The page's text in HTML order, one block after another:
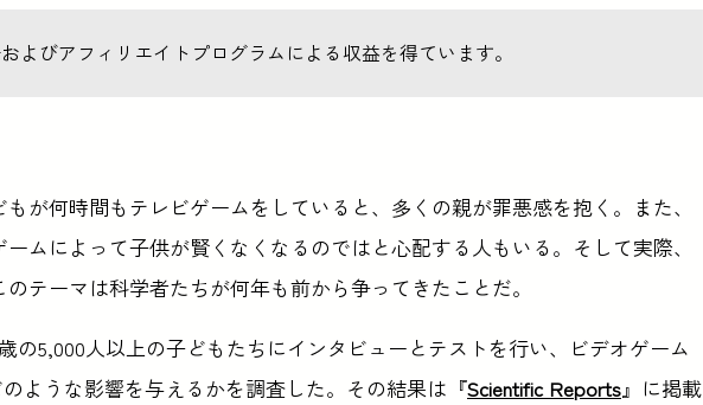
よびアフィリエイトプログラムによる収益を得ています。
もが何時間もテレビゲームをしていると、多くの親が罪悪感を抱く。また、
ームによって子供が賢くなくなるのではと心配する人もいる。そして実際、
のテーマは科学者たちが何年も前から争ってきたことだ。
の5,000人以上の子どもたちにインタビューとテストを行い、ビデオゲーム
ような影響を与えるかを調査した。その結果は『Scientific Reports』に掲載